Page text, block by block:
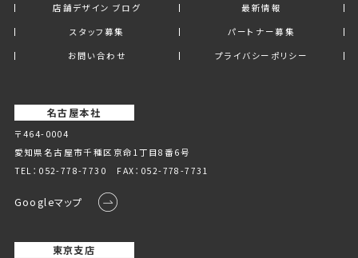
店舗デザイン ブログ
最新情報
スタッフ募集
パートナー募集
お問い合わせ
プライバシーポリシー
名古屋本社
〒464-0004
愛知県名古屋市千種区京命1丁⽬8番6号
TEL： 052-778-7730 FAX：052-778-7731
Googleマップ
東京支店